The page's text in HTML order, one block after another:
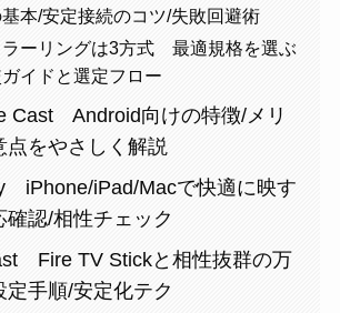
本/安定接続のコツ/失敗回避術
ラーリングは3方式 最適規格を選ぶ
ガイドと選定フロー
Cast Android向けの特徴/メリ
点をやさしく解説
iPhone/iPad/Macで快適に映す
確認/相性チェック
Fire TV Stickと相性抜群の万
定手順/安定化テク